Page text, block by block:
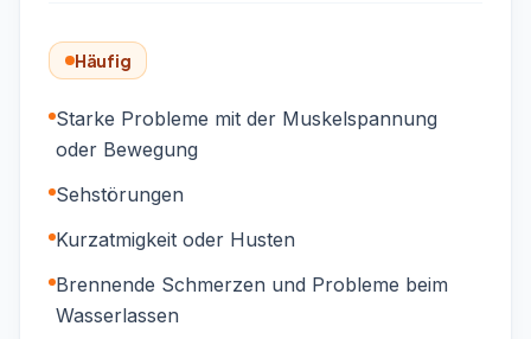
Häufig
Starke Probleme mit der Muskelspannung
oder Bewegung
Sehstörungen
Kurzatmigkeit oder Husten
Brennende Schmerzen und Probleme beim
Wasserlassen